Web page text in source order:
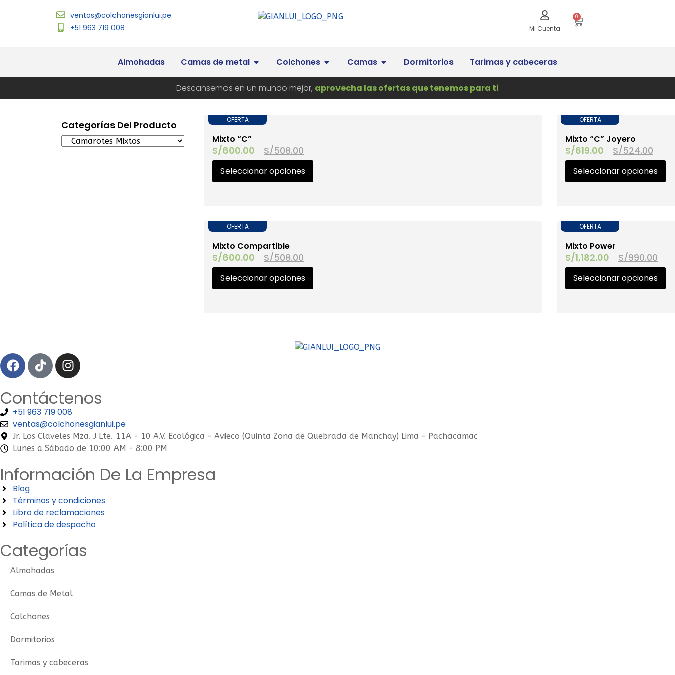
ventas@colchonesgianlui.pe
+51 963 719 008
Mi Cuenta
0
Almohadas Camas de metal Colchones Camas Dormitorios Tarimas y cabeceras
Descansemos en un mundo mejor, aprovecha las ofertas que tenemos para ti
Categorías Del Producto OFERTA
Mixto “C”
S/600.00 S/508.00
Seleccionar opciones
OFERTA
Mixto “C” Joyero
S/619.00 S/524.00
Seleccionar opciones
OFERTA
Mixto Compartible
S/600.00 S/508.00
Seleccionar opciones
OFERTA
Mixto Power
S/1,182.00 S/990.00
Seleccionar opciones
Contáctenos
+51 963 719 008
ventas@colchonesgianlui.pe
Jr. Los Claveles Mza. J Lte. 11A - 10 A.V. Ecológica - Avieco (Quinta Zona de Quebrada de Manchay) Lima - Pachacamac
Lunes a Sábado de 10:00 AM - 8:00 PM
Información De La Empresa
Blog
Términos y condiciones
Libro de reclamaciones
Política de despacho
Categorías
Almohadas
Camas de Metal
Colchones
Dormitorios
Tarimas y cabeceras